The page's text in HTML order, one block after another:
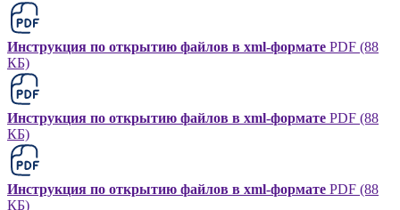
Инструкция по открытию файлов в xml-формате PDF (88
КБ)
Инструкция по открытию файлов в xml-формате PDF (88
КБ)
Инструкция по открытию файлов в xml-формате PDF (88
КБ)